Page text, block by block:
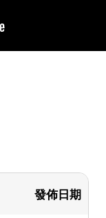
發佈日期